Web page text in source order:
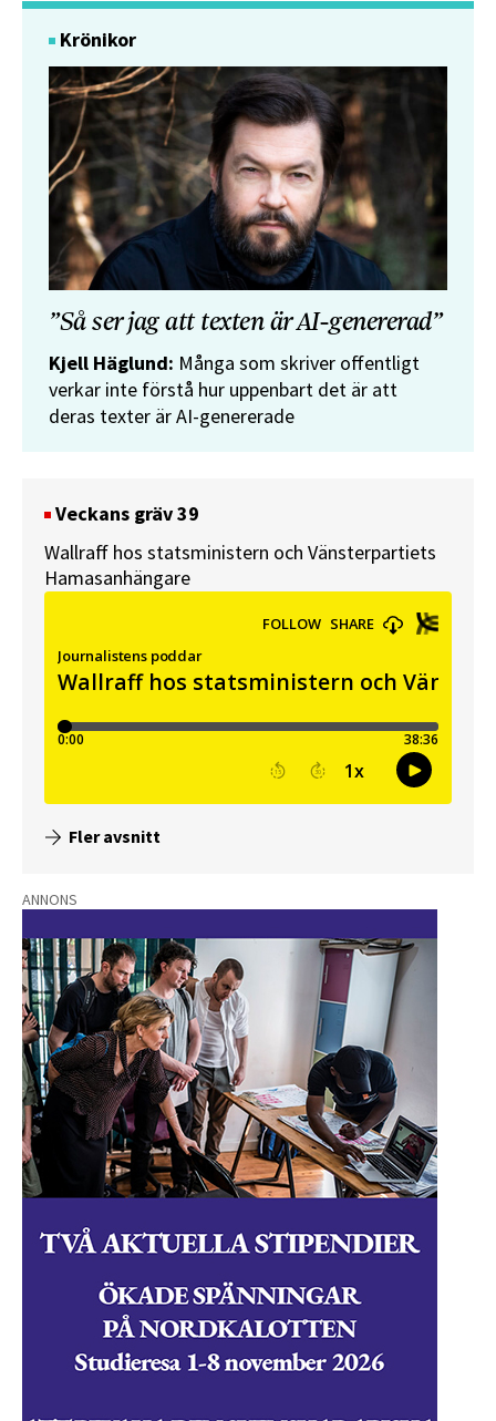
Krönikor
”Så ser jag att texten är AI-genererad”
Kjell Häglund: Många som skriver offentligt
verkar inte förstå hur uppenbart det är att
deras texter är AI-genererade
Veckans gräv 39
Wallraff hos statsministern och Vänsterpartiets
Hamasanhängare
Fler avsnitt
ANNONS